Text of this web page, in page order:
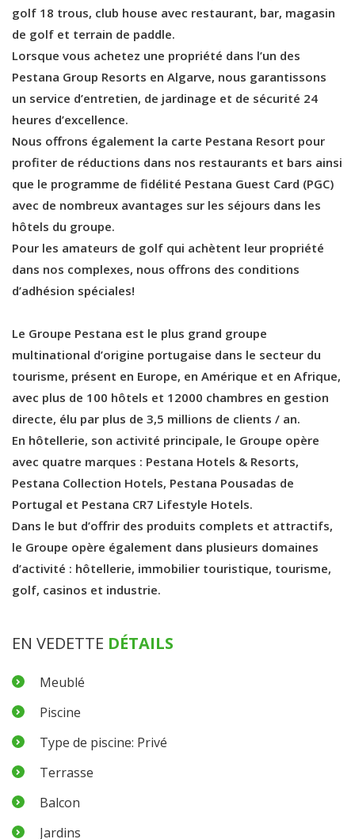
golf 18 trous, club house avec restaurant, bar, magasin
de golf et terrain de paddle.
Lorsque vous achetez une propriété dans l’un des
Pestana Group Resorts en Algarve, nous garantissons
un service d’entretien, de jardinage et de sécurité 24
heures d’excellence.
Nous offrons également la carte Pestana Resort pour
profiter de réductions dans nos restaurants et bars ainsi
que le programme de fidélité Pestana Guest Card (PGC)
avec de nombreux avantages sur les séjours dans les
hôtels du groupe.
Pour les amateurs de golf qui achètent leur propriété
dans nos complexes, nous offrons des conditions
d’adhésion spéciales!
Le Groupe Pestana est le plus grand groupe
multinational d’origine portugaise dans le secteur du
tourisme, présent en Europe, en Amérique et en Afrique,
avec plus de 100 hôtels et 12000 chambres en gestion
directe, élu par plus de 3,5 millions de clients / an.
En hôtellerie, son activité principale, le Groupe opère
avec quatre marques : Pestana Hotels & Resorts,
Pestana Collection Hotels, Pestana Pousadas de
Portugal et Pestana CR7 Lifestyle Hotels.
Dans le but d’offrir des produits complets et attractifs,
le Groupe opère également dans plusieurs domaines
d’activité : hôtellerie, immobilier touristique, tourisme,
golf, casinos et industrie.
EN VEDETTE DÉTAILS
Meublé
Piscine
Type de piscine: Privé
Terrasse
Balcon
Jardins